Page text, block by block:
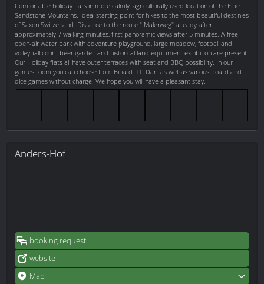
Comfortable holiday flats in more calmly, agriculturally used location of the Elbe
Sandstone Mountains. Ideal starting point for hikes to the most beautiful destinies
of Saxon Switzerland. Distance to the route " Malerweg" already after
approximately 7 walking minutes, first panoramic views after 5 minutes. A free
open-air water park with adventure playground, large meadow, football and
volleyball court, beer garden and historical land equipment exhibition are present.
Our Holiday flats all have outer terraces with seat and BBQ possibility. In our
games room you can choose from Billiard, TT, Dart as well as various board and
dice games without charge. We hope you will have a pleasant stay.
Anders-Hof
booking request
website
Map